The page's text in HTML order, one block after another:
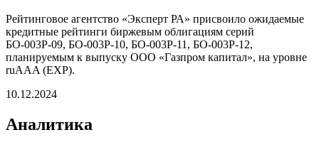
Рейтинговое агентство «Эксперт РА» присвоило ожидаемые
кредитные рейтинги биржевым облигациям серий
БО-003Р-09, БО-003Р-10, БО-003Р-11, БО-003Р-12,
планируемым к выпуску ООО «Газпром капитал», на уровне
ruAAA (EXP).
10.12.2024
Аналитика